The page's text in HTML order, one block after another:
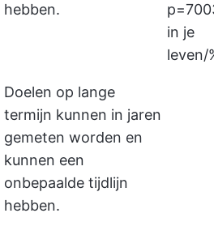
hebben.
in je
leven/
Doelen op lange
termijn kunnen in jaren
gemeten worden en
kunnen een
onbepaalde tijdlijn
hebben.